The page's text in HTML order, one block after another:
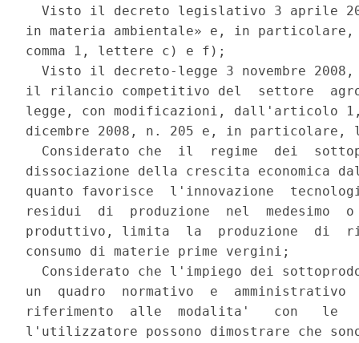
Visto il decreto legislativo 3 aprile
in materia ambientale» e, in
comma 1, lettere c) e f);
Visto il decreto-legge 3 novembre
il rilancio competitivo del  settore
legge, con modificazioni, dall'articolo
dicembre 2008, n. 205 e, in
Considerato che  il  regime  dei
dissociazione della crescita economica
quanto favorisce  l'innovazione
residui  di  produzione  nel  medesimo
produttivo, limita  la  produzione  di
consumo di materie prime vergini;
Considerato che l'impiego dei
un  quadro  normativo  e
riferimento  alle  modalita'   con   le
l'utilizzatore possono dimostrare che